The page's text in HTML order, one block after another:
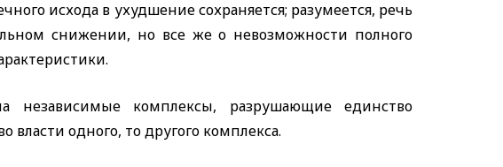
исхода в ухудшение сохраняется; разумеется, речь
снижении, но все же о невозможности полного
независимые комплексы, разрушающие единство
одного, то другого комплекса.